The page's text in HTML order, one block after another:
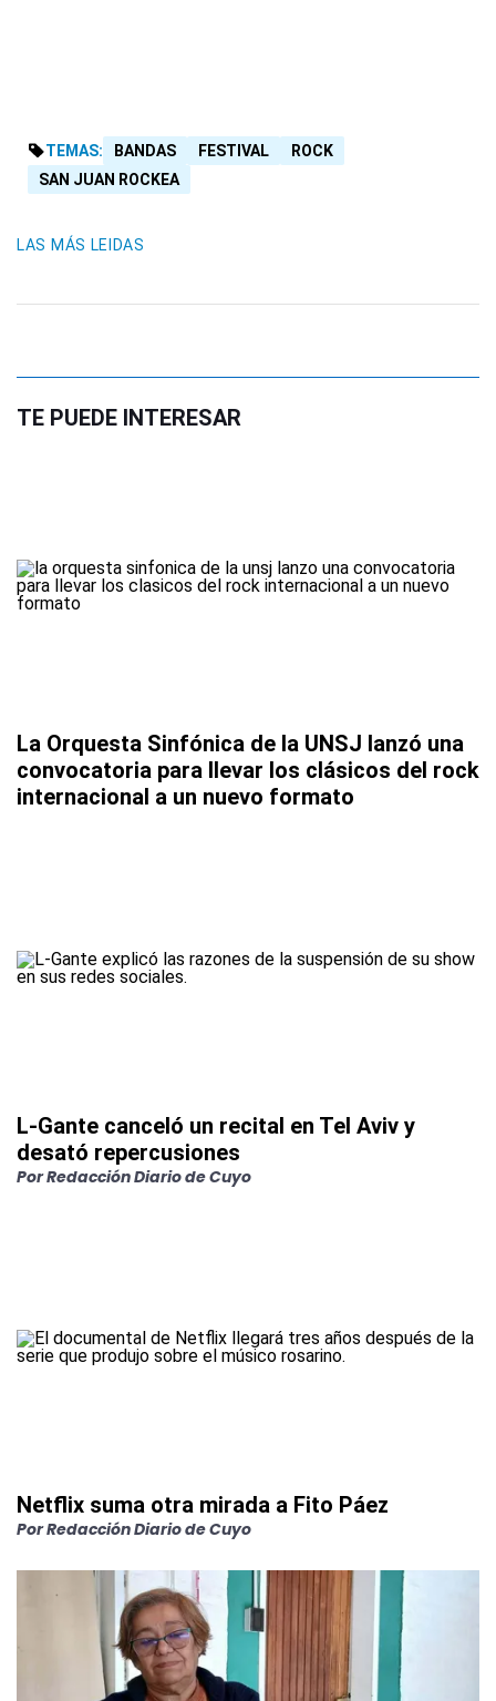
TEMAS: BANDAS FESTIVAL
ROCK
SAN JUAN ROCKEA
LAS MÁS LEIDAS
TE PUEDE INTERESAR
La Orquesta Sinfónica de la UNSJ lanzó una
convocatoria para llevar los clásicos del rock
internacional a un nuevo formato
L-Gante canceló un recital en Tel Aviv y
desató repercusiones
PorRedacción Diario de Cuyo
Netflix suma otra mirada a Fito Páez
PorRedacción Diario de Cuyo